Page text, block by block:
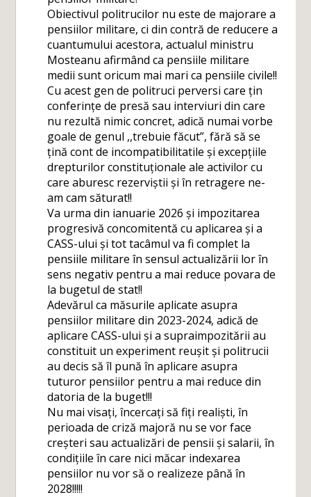
Obiectivul politrucilor nu este de majorare a
pensiilor militare, ci din contră de reducere a
cuantumului acestora, actualul ministru
Mosteanu afirmând ca pensiile militare
medii sunt oricum mai mari ca pensiile civile!!
Cu acest gen de politruci perversi care țin
conferințe de presă sau interviuri din care
nu rezultă nimic concret, adică numai vorbe
goale de genul ,,trebuie făcut”, fără să se
țină cont de incompatibilitatile și excepțiile
drepturilor constituționale ale activilor cu
care aburesc rezerviștii și în retragere ne-
am cam săturat!!
Va urma din ianuarie 2026 și impozitarea
progresivă concomitentă cu aplicarea și a
CASS-ului și tot tacâmul va fi complet la
pensiile militare în sensul actualizării lor în
sens negativ pentru a mai reduce povara de
la bugetul de stat!!
Adevărul ca măsurile aplicate asupra
pensiilor militare din 2023-2024, adică de
aplicare CASS-ului și a supraimpozitării au
constituit un experiment reușit și politrucii
au decis să îl pună în aplicare asupra
tuturor pensiilor pentru a mai reduce din
datoria de la buget!!!
Nu mai visați, încercați să fiți realiști, în
perioada de criză majoră nu se vor face
creșteri sau actualizări de pensii și salarii, în
condițiile în care nici măcar indexarea
pensiilor nu vor să o realizeze până în
2028!!!!!